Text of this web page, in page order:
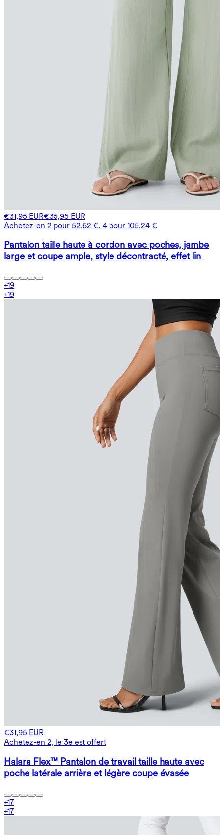
€31,95 EUR€35,95 EUR
Achetez-en 2 pour 52,62 €, 4 pour 105,24 €
Pantalon taille haute à cordon avec poches, jambe
large et coupe ample, style décontracté, effet lin
+19
+19
€31,95 EUR
Achetez-en 2, le 3e est offert
Halara Flex™ Pantalon de travail taille haute avec
poche latérale arrière et légère coupe évasée
+17
+17